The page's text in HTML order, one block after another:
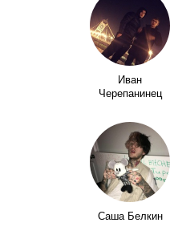
Иван
Черепанинец
Саша Белкин